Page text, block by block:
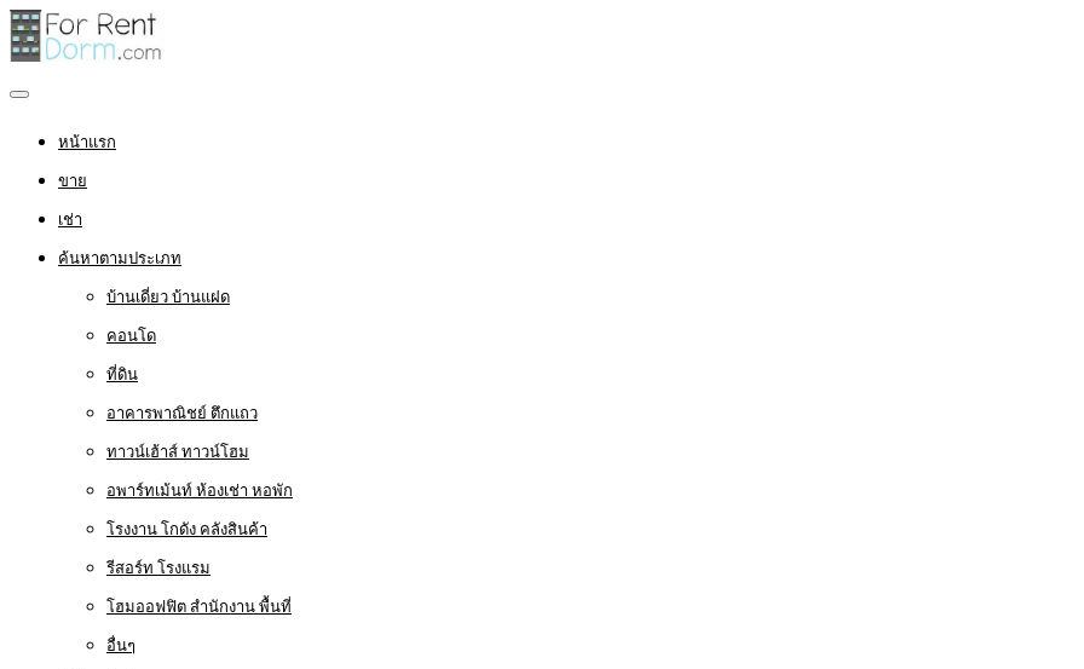
หน้าแรก
ขาย
เช่า
ค้นหาตามประเภท
บ้านเดี่ยว บ้านแฝด
คอนโด
ที่ดิน
อาคารพาณิชย์ ตึกแถว
ทาวน์เฮ้าส์ ทาวน์โฮม
อพาร์ทเม้นท์ ห้องเช่า หอพัก
โรงงาน โกดัง คลังสินค้า
รีสอร์ท โรงแรม
โฮมออฟฟิต สำนักงาน พื้นที่
อื่นๆ